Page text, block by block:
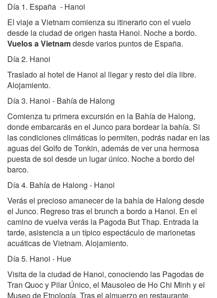
Día 1. España - Hanoi
El viaje a Vietnam comienza su itinerario con el vuelo
desde la ciudad de origen hasta Hanoi. Noche a bordo.
Vuelos a Vietnamdesde varios puntos de España.
Día 2. Hanoi
Traslado al hotel de Hanoi al llegar y resto del día libre.
Alojamiento.
Día 3. Hanoi - Bahía de Halong
Comienza tu primera excursión en la Bahía de Halong,
donde embarcarás en el Junco para bordear la bahía. Si
las condiciones climáticas lo permiten, podrás nadar en las
aguas del Golfo de Tonkin, además de ver una hermosa
puesta de sol desde un lugar único. Noche a bordo del
barco.
Día 4. Bahía de Halong - Hanoi
Verás el precioso amanecer de la bahía de Halong desde
el Junco. Regreso tras el brunch a bordo a Hanoi. En el
camino de vuelva verás la Pagoda But Thap. Entrada la
tarde, asistencia a un típico espectáculo de marionetas
acuáticas de Vietnam. Alojamiento.
Día 5. Hanoi - Hue
Visita de la ciudad de Hanoi, conociendo las Pagodas de
Tran Quoc y Pilar Único, el Mausoleo de Ho Chi Minh y el
Museo de Etnología. Tras el almuerzo en restaurante,